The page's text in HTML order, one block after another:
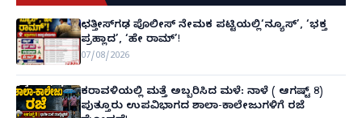
ಛತ್ತೀಸ್‌ಗಢ ಪೊಲೀಸ್ ನೇಮಕ ಪಟ್ಟಿಯಲ್ಲಿ‘ನ್ಯೂಸ್’, ‘ಭಕ್ತ
ಪ್ರಹ್ಲಾದ’, ‘ಹೇ ರಾಮ್’!
07/08/2026
ಕರಾವಳಿಯಲ್ಲಿ ಮತ್ತೆ ಅಬ್ಬರಿಸಿದ ಮಳೆ: ನಾಳೆ ( ಆಗಷ್ಟ್ 8)
ಪುತ್ತೂರು ಉಪವಿಭಾಗದ ಶಾಲಾ-ಕಾಲೇಜುಗಳಿಗೆ ರಜೆ